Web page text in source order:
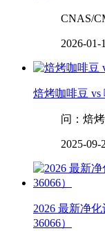
CNAS/
2026-01-
焙烤咖啡豆 vs
问：焙
2025-09-
2026 最新净
36066）